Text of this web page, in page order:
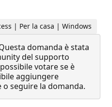
| Per la casa | Windows
domanda è stata
del supporto
votare se è
aggiungere
seguire la domanda.